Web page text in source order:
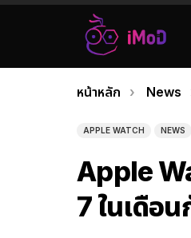
เรื่อง
ล่าสุด
คุณอยู่ที่นี่:
หน้าหลัก News
APPLE WATCH NEWS
Apple
7 ในเดือ